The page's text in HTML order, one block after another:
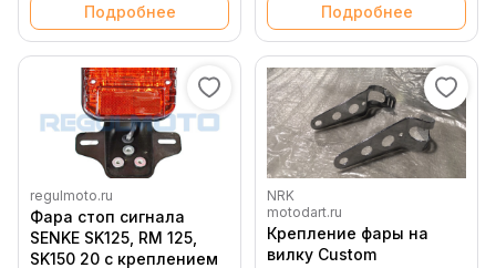
Подробнее Подробнее
regulmoto.ru
Фара стоп сигнала
SENKE SK125, RM 125,
SK150 20 с креплением
NRK
motodart.ru
Крепление фары на
вилку Custom